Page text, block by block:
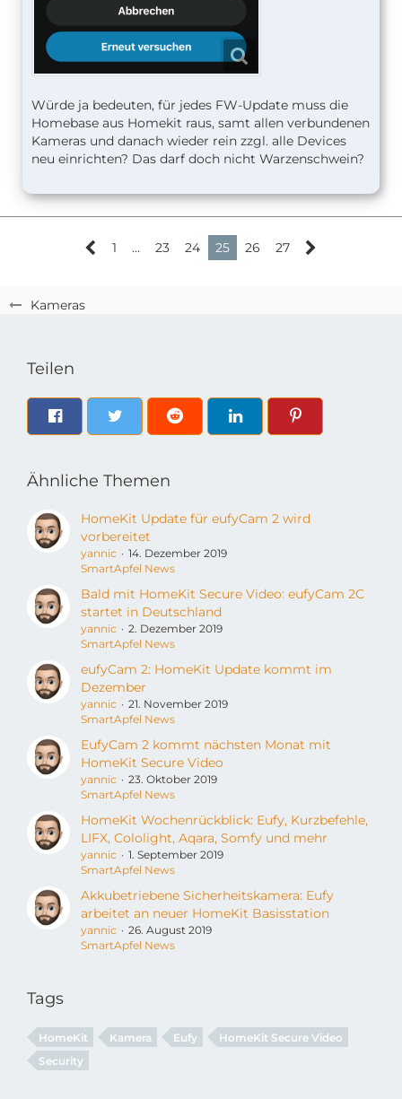
Kameras
Würde ja bedeuten, für jedes FW-Update muss die
Homebase aus Homekit raus, samt allen verbundenen
Kameras und danach wieder rein zzgl. alle Devices
neu einrichten? Das darf doch nicht Warzenschwein?
1 … 23 24 25 26 27
Teilen
Ähnliche Themen
HomeKit Update für eufyCam 2 wird
vorbereitet
yannic
14. Dezember 2019
SmartApfel News
Bald mit HomeKit Secure Video: eufyCam 2C
startet in Deutschland
yannic
2. Dezember 2019
SmartApfel News
eufyCam 2: HomeKit Update kommt im
Dezember
yannic
21. November 2019
SmartApfel News
EufyCam 2 kommt nächsten Monat mit
HomeKit Secure Video
yannic
23. Oktober 2019
SmartApfel News
HomeKit Wochenrückblick: Eufy, Kurzbefehle,
LIFX, Cololight, Aqara, Somfy und mehr
yannic
1. September 2019
SmartApfel News
Akkubetriebene Sicherheitskamera: Eufy
arbeitet an neuer HomeKit Basisstation
yannic
26. August 2019
SmartApfel News
Tags
HomeKit Kamera Eufy
HomeKit Secure Video
Security